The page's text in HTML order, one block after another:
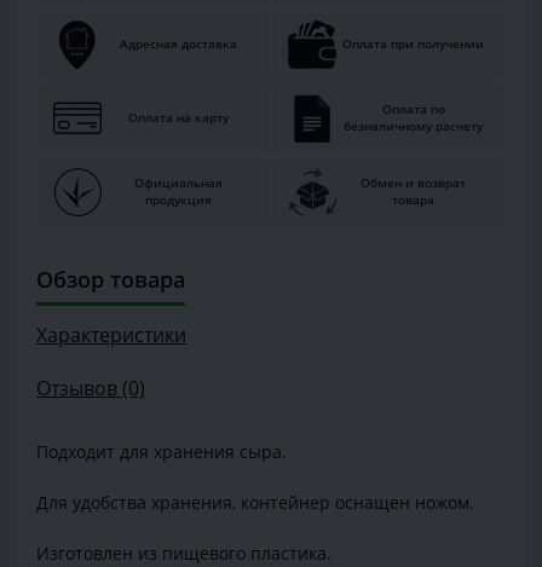
Адресная доставка Оплата при получении
Оплата на карту
Оплата по
безналичному расчету
Официальная
продукция
Обмен и возврат
товара
Обзор товара
Характеристики
Отзывов (0)
Подходит для хранения сыра.
Для удобства хранения, контейнер оснащен ножом.
Изготовлен из пищевого пластика.